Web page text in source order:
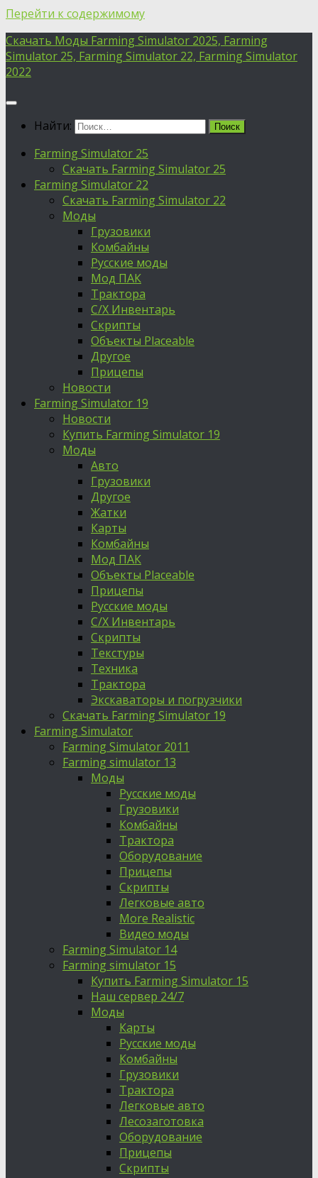
Перейти к содержимому
Скачать Моды Farming Simulator 2025, Farming
Simulator 25, Farming Simulator 22, Farming Simulator
2022
Найти:
Farming Simulator 25
Скачать Farming Simulator 25
Farming Simulator 22
Скачать Farming Simulator 22
Моды
Грузовики
Комбайны
Русские моды
Мод ПАК
Трактора
С/Х Инвентарь
Скрипты
Объекты Placeable
Другое
Прицепы
Новости
Farming Simulator 19
Новости
Купить Farming Simulator 19
Моды
Авто
Грузовики
Другое
Жатки
Карты
Комбайны
Мод ПАК
Объекты Placeable
Прицепы
Русские моды
С/Х Инвентарь
Скрипты
Текстуры
Техника
Трактора
Экскаваторы и погрузчики
Скачать Farming Simulator 19
Farming Simulator
Farming Simulator 2011
Farming simulator 13
Моды
Русские моды
Грузовики
Комбайны
Трактора
Оборудование
Прицепы
Скрипты
Легковые авто
More Realistic
Видео моды
Farming Simulator 14
Farming simulator 15
Купить Farming Simulator 15
Наш сервер 24/7
Моды
Карты
Русские моды
Комбайны
Грузовики
Трактора
Легковые авто
Лесозаготовка
Оборудование
Прицепы
Скрипты